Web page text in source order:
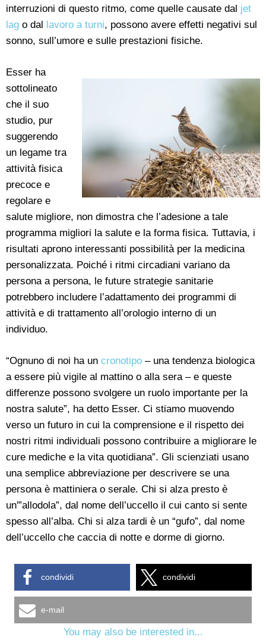
interruzioni di questo ritmo, come quelle causate dal jet
lag o dal lavoro a turni, possono avere effetti negativi sul
sonno, sull’umore e sulle prestazioni fisiche.
Esser ha
sottolineato
che il suo
studio, pur
suggerendo
un legame tra
attività fisica
precoce e
regolare e
salute migliore, non dimostra che l’adesione a tale
programma migliori la salute e la forma fisica. Tuttavia, i
risultati aprono interessanti possibilità per la medicina
personalizzata. Poiché i ritmi circadiani variano da
persona a persona, le future strategie sanitarie
potrebbero includere l’adattamento dei programmi di
attività e di trattamento all’orologio interno di un
individuo.
“Ognuno di noi ha un cronotipo – una tendenza biologica
a essere più vigile al mattino o alla sera – e queste
differenze possono svolgere un ruolo importante per la
nostra salute”, ha detto Esser. Ci stiamo muovendo
verso un futuro in cui la comprensione e il rispetto dei
nostri ritmi individuali possono contribuire a migliorare le
cure mediche e la vita quotidiana”. Gli scienziati usano
una semplice abbreviazione per descrivere se una
persona è mattiniera o serale. Chi si alza presto è
un'”allodola”, dal nome dell’uccello il cui canto si sente
spesso all’alba. Chi si alza tardi è un “gufo”, dal nome
dell’uccello che caccia di notte e dorme di giorno.
condividi condividi
e-mail
You may also be interested in...